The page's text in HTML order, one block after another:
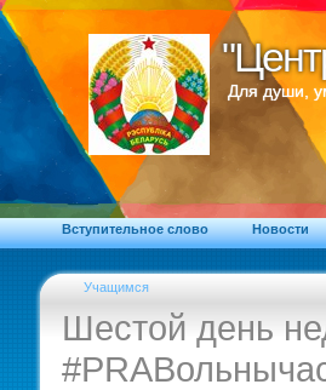
Для души,
Вступительное слово Новости
Учащимся
Шестой день